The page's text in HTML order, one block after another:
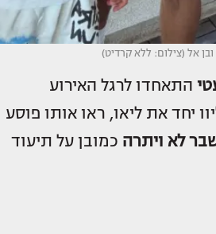
אל (צילום: ללא קרדיט)
התאחדו לרגל האירוע
יחד את ליאו, ראו אותו פוסע
לא ויתרה כמובן על תיעוד